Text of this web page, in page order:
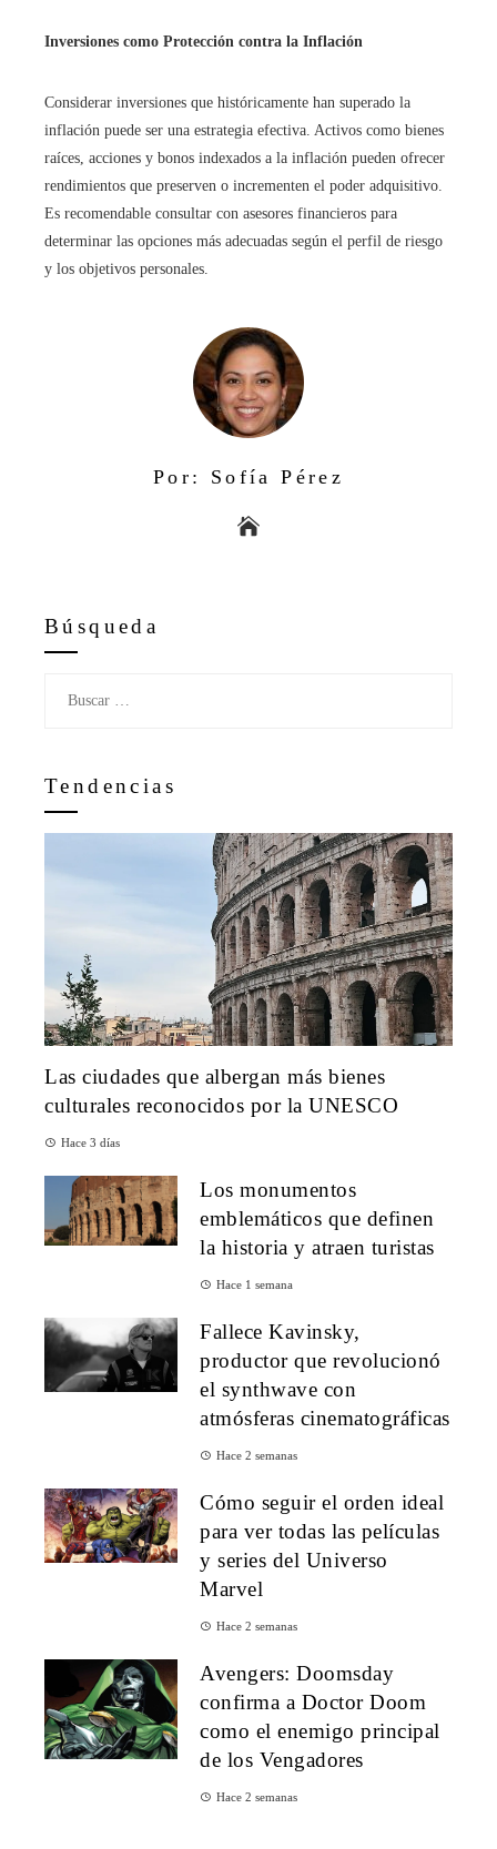
Inversiones como Protección contra la Inflación
Considerar inversiones que históricamente han superado la
inflación puede ser una estrategia efectiva. Activos como bienes
raíces, acciones y bonos indexados a la inflación pueden ofrecer
rendimientos que preserven o incrementen el poder adquisitivo.
Es recomendable consultar con asesores financieros para
determinar las opciones más adecuadas según el perfil de riesgo
y los objetivos personales.
Por: Sofía Pérez
Búsqueda
Tendencias
Las ciudades que albergan más bienes
culturales reconocidos por la UNESCO
Hace 3 días
Los monumentos
emblemáticos que definen
la historia y atraen turistas
Hace 1 semana
Fallece Kavinsky,
productor que revolucionó
el synthwave con
atmósferas cinematográficas
Hace 2 semanas
Cómo seguir el orden ideal
para ver todas las películas
y series del Universo
Marvel
Hace 2 semanas
Avengers: Doomsday
confirma a Doctor Doom
como el enemigo principal
de los Vengadores
Hace 2 semanas